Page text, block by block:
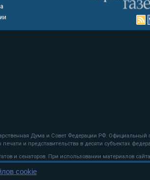
Дума и Совет Федерации РФ. Официальный
и представительства в десяти субъектах
и сенаторов. При использовании материалов сайта
cookie